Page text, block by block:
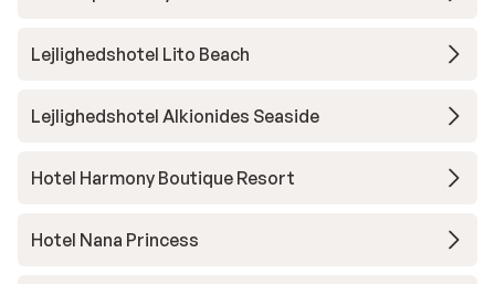
Lejlighedshotel Lito Beach
Lejlighedshotel Alkionides Seaside
Hotel Harmony Boutique Resort
Hotel Nana Princess